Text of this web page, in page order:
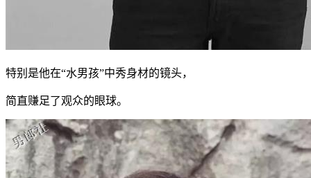
特别是他在“水男孩”中秀身材的镜头，
简直赚足了观众的眼球。